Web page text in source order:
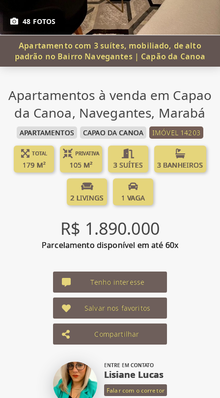
48 FOTOS
Apartamento com 3 suítes, mobiliado, de alto
padrão no Bairro Navegantes | Capão da Canoa
Apartamentos à venda em Capao
da Canoa, Navegantes, Marabá
APARTAMENTOS CAPAO DA CANOA IMÓVEL 14203
TOTAL
179 M²
PRIVATIVA
105 M² 3 SUÍTES 3 BANHEIROS
2 LIVINGS 1 VAGA
R$ 1.890.000
Parcelamento disponível em até 60x
Tenho interesse
Salvar nos favoritos
Compartilhar
ENTRE EM CONTATO
Lisiane Lucas
Falar com o corretor